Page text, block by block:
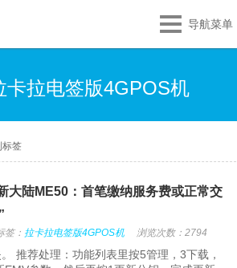
导航菜单
卡拉电签版4GPOS机
标签
大陆ME50：首笔缴纳服务费或正常交
签： 拉卡拉电签版4GPOS机 浏览次数：2794
推荐处理：功能列表里按5管理，3下载，